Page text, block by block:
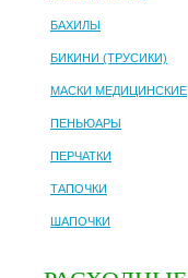
БАХИЛЫ
БИКИНИ (ТРУСИКИ)
МАСКИ МЕДИЦИНСКИЕ
ПЕНЬЮАРЫ
ПЕРЧАТКИ
ТАПОЧКИ
ШАПОЧКИ